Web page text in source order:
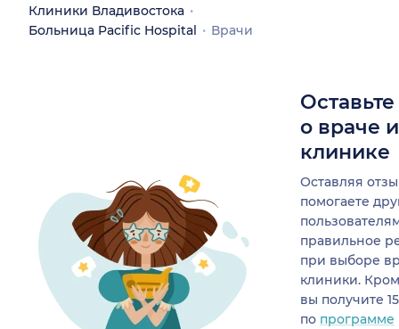
Клиники Владивостока
Больница Pacific Hospital
Врачи
о враче
клинике
Оставляя
помогаете
правильное
при выборе
клиники.
вы получите
по программе